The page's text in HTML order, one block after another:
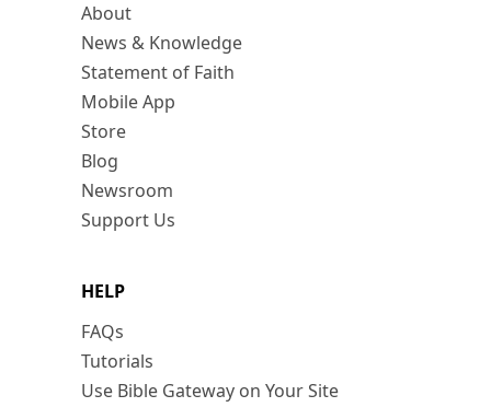
About
News & Knowledge
Statement of Faith
Mobile App
Store
Blog
Newsroom
Support Us
HELP
FAQs
Tutorials
Use Bible Gateway on Your Site